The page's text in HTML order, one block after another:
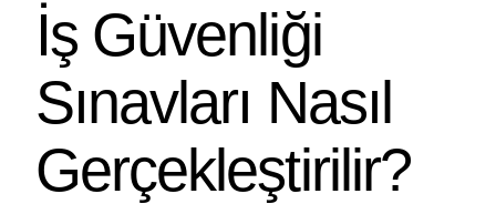
İş Güvenliği
Sınavları Nasıl
Gerçekleştirilir?